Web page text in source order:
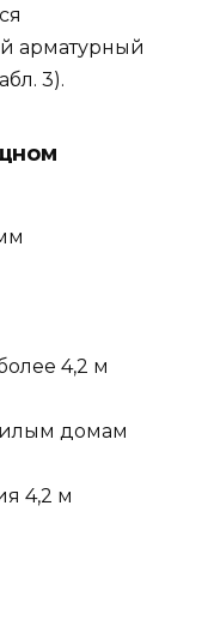
арматурный
3).
4,2 м
домам
4,2 м